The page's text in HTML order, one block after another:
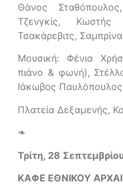
Θάνος
Τζενγκίς, Κωστής
Τσακάρεβιτς,
Μουσική: Φένια
πιάνο & φωνή),
Ιάκωβος
Πλατεία Δεξαμενής,
❧
Τρίτη, 28
ΚΑΦΕ ΕΘΝΙΚΟΥ